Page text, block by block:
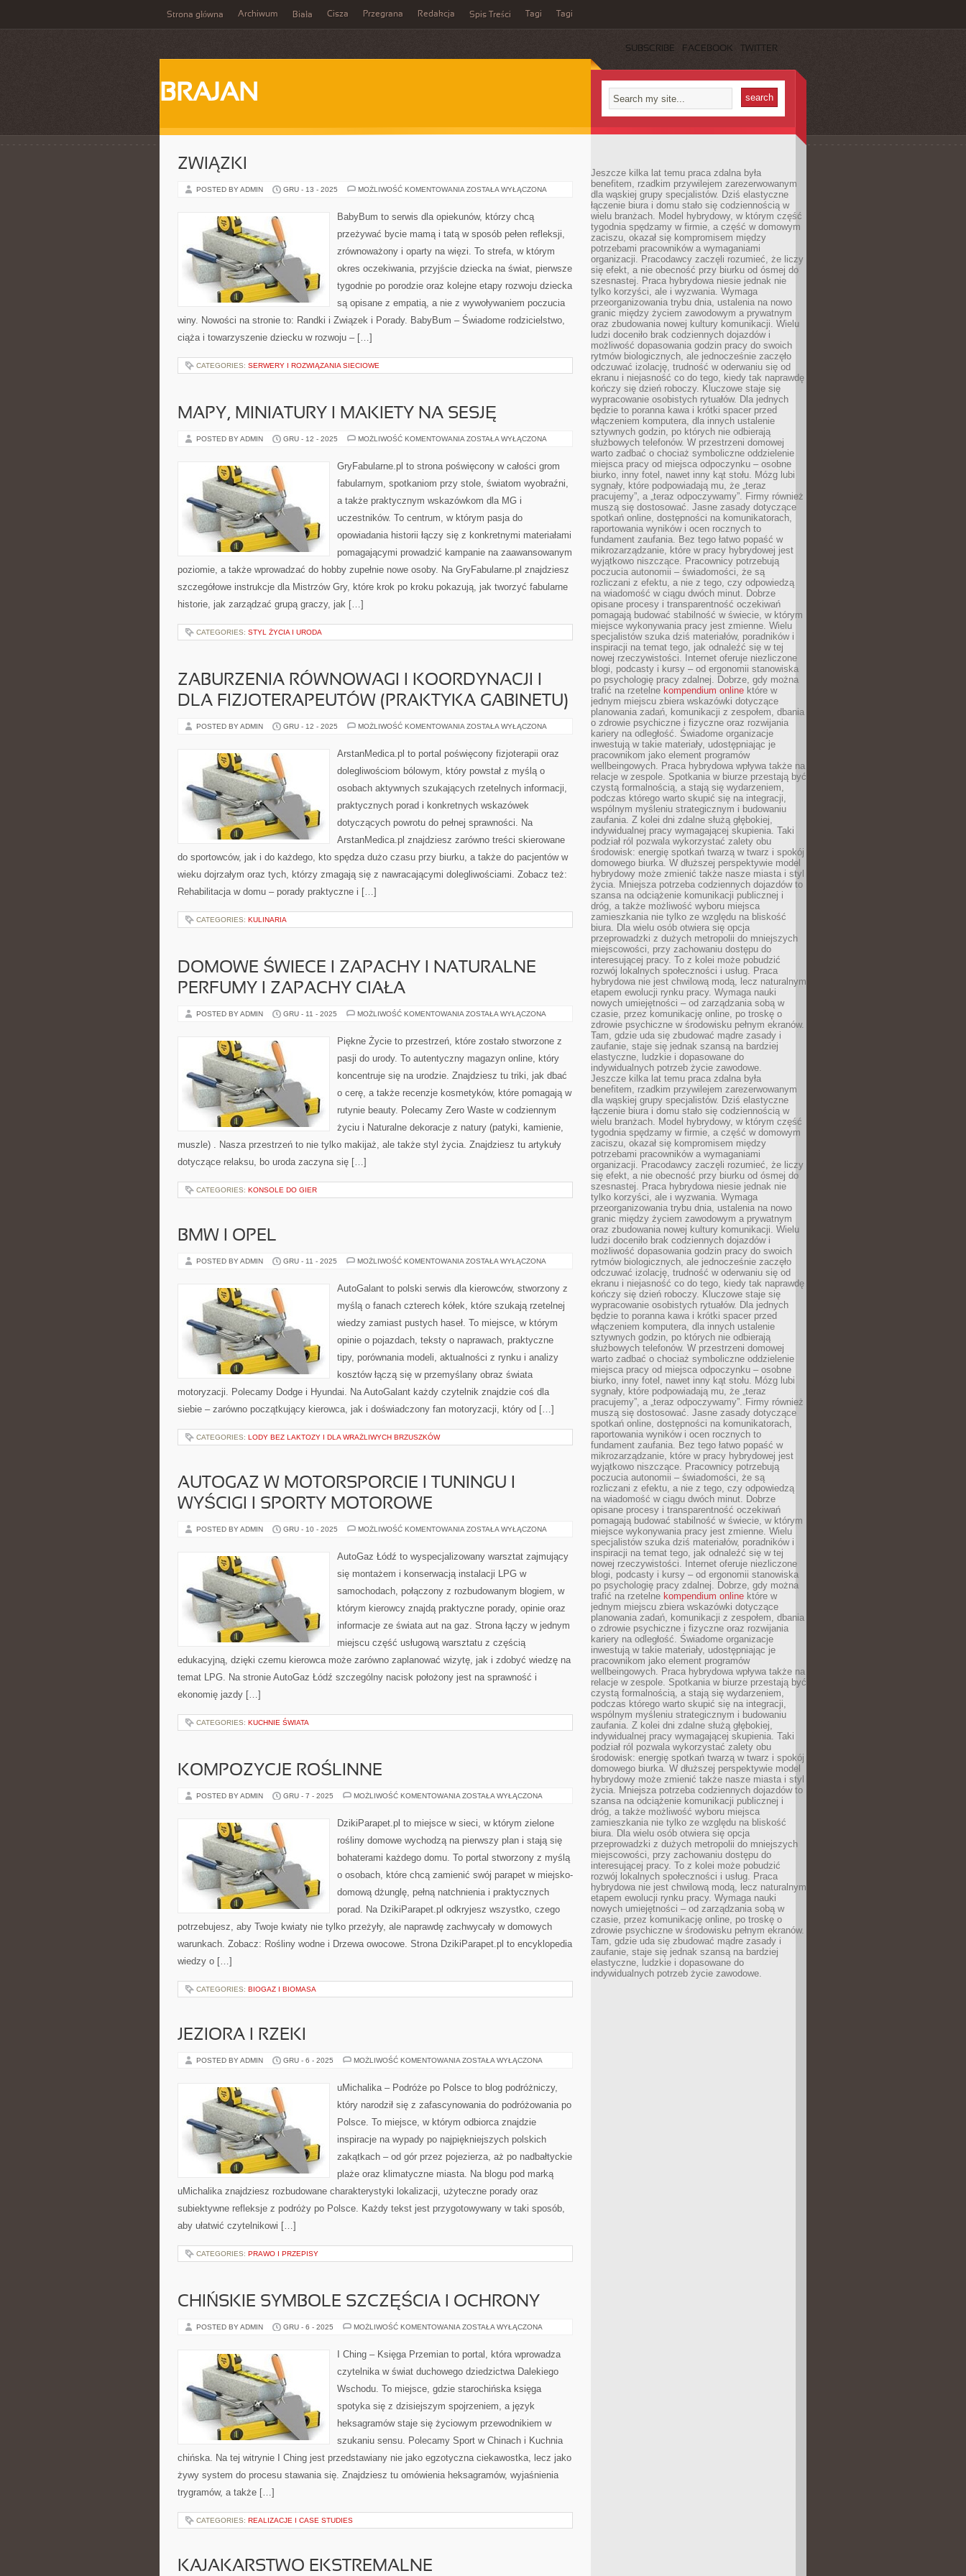
Strona główna Archiwum Biała Cisza Przegrana Redakcja Spis Treści Tagi Tagi
SUBSCRIBE FACEBOOK TWITTER
BRAJAN
ZWIĄZKI
POSTED BY ADMIN GRU - 13 - 2025 MOŻLIWOŚĆ KOMENTOWANIA ZWIĄZKI
ZOSTAŁA WYŁĄCZONA
BabyBum to serwis dla opiekunów, którzy chcą
przeżywać bycie mamą i tatą w sposób pełen refleksji,
zrównoważony i oparty na więzi. To strefa, w którym
okres oczekiwania, przyjście dziecka na świat, pierwsze
tygodnie po porodzie oraz kolejne etapy rozwoju dziecka
są opisane z empatią, a nie z wywoływaniem poczucia
winy. Nowości na stronie to: Randki i Związek i Porady. BabyBum – Świadome rodzicielstwo,
ciąża i towarzyszenie dziecku w rozwoju – […]
CATEGORIES: SERWERY I ROZWIĄZANIA SIECIOWE
MAPY, MINIATURY I MAKIETY NA SESJĘ
POSTED BY ADMIN GRU - 12 - 2025 MOŻLIWOŚĆ KOMENTOWANIA MAPY,
MAKIETY
NA
ZOSTAŁA WYŁĄCZONA
GryFabularne.pl to strona poświęcony w całości grom
fabularnym, spotkaniom przy stole, światom wyobraźni,
a także praktycznym wskazówkom dla MG i
uczestników. To centrum, w którym pasja do
opowiadania historii łączy się z konkretnymi materiałami
pomagającymi prowadzić kampanie na zaawansowanym
poziomie, a także wprowadzać do hobby zupełnie nowe osoby. Na GryFabularne.pl znajdziesz
szczegółowe instrukcje dla Mistrzów Gry, które krok po kroku pokazują, jak tworzyć fabularne
historie, jak zarządzać grupą graczy, jak […]
CATEGORIES: STYL ŻYCIA I URODA
ZABURZENIA RÓWNOWAGI I KOORDYNACJI I
DLA FIZJOTERAPEUTÓW (PRAKTYKA GABINETU)
POSTED BY ADMIN GRU - 12 - 2025 MOŻLIWOŚĆ KOMENTOWANIA ZABURZENIA
KOORDYNACJI
I
FIZJOTERAPEUTÓW
GABINETU)
ZOSTAŁA WYŁĄCZONA
ArstanMedica.pl to portal poświęcony fizjoterapii oraz
dolegliwościom bólowym, który powstał z myślą o
osobach aktywnych szukających rzetelnych informacji,
praktycznych porad i konkretnych wskazówek
dotyczących powrotu do pełnej sprawności. Na
ArstanMedica.pl znajdziesz zarówno treści skierowane
do sportowców, jak i do każdego, kto spędza dużo czasu przy biurku, a także do pacjentów w
wieku dojrzałym oraz tych, którzy zmagają się z nawracającymi dolegliwościami. Zobacz też:
Rehabilitacja w domu – porady praktyczne i […]
CATEGORIES: KULINARIA
DOMOWE ŚWIECE I ZAPACHY I NATURALNE
PERFUMY I ZAPACHY CIAŁA
POSTED BY ADMIN GRU - 11 - 2025 MOŻLIWOŚĆ KOMENTOWANIA DOMOWE
ZAPACHY
I
PERFUMY
ZAPACHY
ZOSTAŁA WYŁĄCZONA
Piękne Życie to przestrzeń, które zostało stworzone z
pasji do urody. To autentyczny magazyn online, który
koncentruje się na urodzie. Znajdziesz tu triki, jak dbać
o cerę, a także recenzje kosmetyków, które pomagają w
rutynie beauty. Polecamy Zero Waste w codziennym
życiu i Naturalne dekoracje z natury (patyki, kamienie,
muszle) . Nasza przestrzeń to nie tylko makijaż, ale także styl życia. Znajdziesz tu artykuły
dotyczące relaksu, bo uroda zaczyna się […]
CATEGORIES: KONSOLE DO GIER
BMW I OPEL
POSTED BY ADMIN GRU - 11 - 2025 MOŻLIWOŚĆ KOMENTOWANIA BMW
ZOSTAŁA WYŁĄCZONA
AutoGalant to polski serwis dla kierowców, stworzony z
myślą o fanach czterech kółek, które szukają rzetelnej
wiedzy zamiast pustych haseł. To miejsce, w którym
opinie o pojazdach, teksty o naprawach, praktyczne
tipy, porównania modeli, aktualności z rynku i analizy
kosztów łączą się w przemyślany obraz świata
motoryzacji. Polecamy Dodge i Hyundai. Na AutoGalant każdy czytelnik znajdzie coś dla
siebie – zarówno początkujący kierowca, jak i doświadczony fan motoryzacji, który od […]
CATEGORIES: LODY BEZ LAKTOZY I DLA WRAŻLIWYCH BRZUSZKÓW
AUTOGAZ W MOTORSPORCIE I TUNINGU I
WYŚCIGI I SPORTY MOTOROWE
POSTED BY ADMIN GRU - 10 - 2025 MOŻLIWOŚĆ KOMENTOWANIA AUTOGAZ
TUNINGU
WYŚCIGI
SPORTY
ZOSTAŁA WYŁĄCZONA
AutoGaz Łódź to wyspecjalizowany warsztat zajmujący
się montażem i konserwacją instalacji LPG w
samochodach, połączony z rozbudowanym blogiem, w
którym kierowcy znajdą praktyczne porady, opinie oraz
informacje ze świata aut na gaz. Strona łączy w jednym
miejscu część usługową warsztatu z częścią
edukacyjną, dzięki czemu kierowca może zarówno zaplanować wizytę, jak i zdobyć wiedzę na
temat LPG. Na stronie AutoGaz Łódź szczególny nacisk położony jest na sprawność i
ekonomię jazdy […]
CATEGORIES: KUCHNIE ŚWIATA
KOMPOZYCJE ROŚLINNE
POSTED BY ADMIN GRU - 7 - 2025 MOŻLIWOŚĆ KOMENTOWANIA KOMPOZYCJE
ZOSTAŁA WYŁĄCZONA
DzikiParapet.pl to miejsce w sieci, w którym zielone
rośliny domowe wychodzą na pierwszy plan i stają się
bohaterami każdego domu. To portal stworzony z myślą
o osobach, które chcą zamienić swój parapet w miejsko-
domową dżunglę, pełną natchnienia i praktycznych
porad. Na DzikiParapet.pl odkryjesz wszystko, czego
potrzebujesz, aby Twoje kwiaty nie tylko przeżyły, ale naprawdę zachwycały w domowych
warunkach. Zobacz: Rośliny wodne i Drzewa owocowe. Strona DzikiParapet.pl to encyklopedia
wiedzy o […]
CATEGORIES: BIOGAZ I BIOMASA
JEZIORA I RZEKI
POSTED BY ADMIN GRU - 6 - 2025 MOŻLIWOŚĆ KOMENTOWANIA JEZIORA
ZOSTAŁA WYŁĄCZONA
uMichalika – Podróże po Polsce to blog podróżniczy,
który narodził się z zafascynowania do podróżowania po
Polsce. To miejsce, w którym odbiorca znajdzie
inspiracje na wypady po najpiękniejszych polskich
zakątkach – od gór przez pojezierza, aż po nadbałtyckie
plaże oraz klimatyczne miasta. Na blogu pod marką
uMichalika znajdziesz rozbudowane charakterystyki lokalizacji, użyteczne porady oraz
subiektywne refleksje z podróży po Polsce. Każdy tekst jest przygotowywany w taki sposób,
aby ułatwić czytelnikowi […]
CATEGORIES: PRAWO I PRZEPISY
CHIŃSKIE SYMBOLE SZCZĘŚCIA I OCHRONY
POSTED BY ADMIN GRU - 6 - 2025 MOŻLIWOŚĆ KOMENTOWANIA CHIŃSKIE
OCHRONY
ZOSTAŁA WYŁĄCZONA
I Ching – Księga Przemian to portal, która wprowadza
czytelnika w świat duchowego dziedzictwa Dalekiego
Wschodu. To miejsce, gdzie starochińska księga
spotyka się z dzisiejszym spojrzeniem, a język
heksagramów staje się życiowym przewodnikiem w
szukaniu sensu. Polecamy Sport w Chinach i Kuchnia
chińska. Na tej witrynie I Ching jest przedstawiany nie jako egzotyczna ciekawostka, lecz jako
żywy system do procesu stawania się. Znajdziesz tu omówienia heksagramów, wyjaśnienia
trygramów, a także […]
CATEGORIES: REALIZACJE I CASE STUDIES
KAJAKARSTWO EKSTREMALNE
Jeszcze kilka lat temu praca zdalna była
benefitem, rzadkim przywilejem zarezerwowanym
dla wąskiej grupy specjalistów. Dziś elastyczne
łączenie biura i domu stało się codziennością w
wielu branżach. Model hybrydowy, w którym część
tygodnia spędzamy w firmie, a część w domowym
zaciszu, okazał się kompromisem między
potrzebami pracowników a wymaganiami
organizacji. Pracodawcy zaczęli rozumieć, że liczy
się efekt, a nie obecność przy biurku od ósmej do
szesnastej. Praca hybrydowa niesie jednak nie
tylko korzyści, ale i wyzwania. Wymaga
przeorganizowania trybu dnia, ustalenia na nowo
granic między życiem zawodowym a prywatnym
oraz zbudowania nowej kultury komunikacji. Wielu
ludzi doceniło brak codziennych dojazdów i
możliwość dopasowania godzin pracy do swoich
rytmów biologicznych, ale jednocześnie zaczęło
odczuwać izolację, trudność w oderwaniu się od
ekranu i niejasność co do tego, kiedy tak naprawdę
kończy się dzień roboczy. Kluczowe staje się
wypracowanie osobistych rytuałów. Dla jednych
będzie to poranna kawa i krótki spacer przed
włączeniem komputera, dla innych ustalenie
sztywnych godzin, po których nie odbierają
służbowych telefonów. W przestrzeni domowej
warto zadbać o chociaż symboliczne oddzielenie
miejsca pracy od miejsca odpoczynku – osobne
biurko, inny fotel, nawet inny kąt stołu. Mózg lubi
sygnały, które podpowiadają mu, że „teraz
pracujemy”, a „teraz odpoczywamy”. Firmy również
muszą się dostosować. Jasne zasady dotyczące
spotkań online, dostępności na komunikatorach,
raportowania wyników i ocen rocznych to
fundament zaufania. Bez tego łatwo popaść w
mikrozarządzanie, które w pracy hybrydowej jest
wyjątkowo niszczące. Pracownicy potrzebują
poczucia autonomii – świadomości, że są
rozliczani z efektu, a nie z tego, czy odpowiedzą
na wiadomość w ciągu dwóch minut. Dobrze
opisane procesy i transparentność oczekiwań
pomagają budować stabilność w świecie, w którym
miejsce wykonywania pracy jest zmienne. Wielu
specjalistów szuka dziś materiałów, poradników i
inspiracji na temat tego, jak odnaleźć się w tej
nowej rzeczywistości. Internet oferuje niezliczone
blogi, podcasty i kursy – od ergonomii stanowiska
po psychologię pracy zdalnej. Dobrze, gdy można
trafić na rzetelne kompendium online które w
jednym miejscu zbiera wskazówki dotyczące
planowania zadań, komunikacji z zespołem, dbania
o zdrowie psychiczne i fizyczne oraz rozwijania
kariery na odległość. Świadome organizacje
inwestują w takie materiały, udostępniając je
pracownikom jako element programów
wellbeingowych. Praca hybrydowa wpływa także na
relacje w zespole. Spotkania w biurze przestają być
czystą formalnością, a stają się wydarzeniem,
podczas którego warto skupić się na integracji,
wspólnym myśleniu strategicznym i budowaniu
zaufania. Z kolei dni zdalne służą głębokiej,
indywidualnej pracy wymagającej skupienia. Taki
podział ról pozwala wykorzystać zalety obu
środowisk: energię spotkań twarzą w twarz i spokój
domowego biurka. W dłuższej perspektywie model
hybrydowy może zmienić także nasze miasta i styl
życia. Mniejsza potrzeba codziennych dojazdów to
szansa na odciążenie komunikacji publicznej i
dróg, a także możliwość wyboru miejsca
zamieszkania nie tylko ze względu na bliskość
biura. Dla wielu osób otwiera się opcja
przeprowadzki z dużych metropolii do mniejszych
miejscowości, przy zachowaniu dostępu do
interesującej pracy. To z kolei może pobudzić
rozwój lokalnych społeczności i usług. Praca
hybrydowa nie jest chwilową modą, lecz naturalnym
etapem ewolucji rynku pracy. Wymaga nauki
nowych umiejętności – od zarządzania sobą w
czasie, przez komunikację online, po troskę o
zdrowie psychiczne w środowisku pełnym ekranów.
Tam, gdzie uda się zbudować mądre zasady i
zaufanie, staje się jednak szansą na bardziej
elastyczne, ludzkie i dopasowane do
indywidualnych potrzeb życie zawodowe.
Jeszcze kilka lat temu praca zdalna była
benefitem, rzadkim przywilejem zarezerwowanym
dla wąskiej grupy specjalistów. Dziś elastyczne
łączenie biura i domu stało się codziennością w
wielu branżach. Model hybrydowy, w którym część
tygodnia spędzamy w firmie, a część w domowym
zaciszu, okazał się kompromisem między
potrzebami pracowników a wymaganiami
organizacji. Pracodawcy zaczęli rozumieć, że liczy
się efekt, a nie obecność przy biurku od ósmej do
szesnastej. Praca hybrydowa niesie jednak nie
tylko korzyści, ale i wyzwania. Wymaga
przeorganizowania trybu dnia, ustalenia na nowo
granic między życiem zawodowym a prywatnym
oraz zbudowania nowej kultury komunikacji. Wielu
ludzi doceniło brak codziennych dojazdów i
możliwość dopasowania godzin pracy do swoich
rytmów biologicznych, ale jednocześnie zaczęło
odczuwać izolację, trudność w oderwaniu się od
ekranu i niejasność co do tego, kiedy tak naprawdę
kończy się dzień roboczy. Kluczowe staje się
wypracowanie osobistych rytuałów. Dla jednych
będzie to poranna kawa i krótki spacer przed
włączeniem komputera, dla innych ustalenie
sztywnych godzin, po których nie odbierają
służbowych telefonów. W przestrzeni domowej
warto zadbać o chociaż symboliczne oddzielenie
miejsca pracy od miejsca odpoczynku – osobne
biurko, inny fotel, nawet inny kąt stołu. Mózg lubi
sygnały, które podpowiadają mu, że „teraz
pracujemy”, a „teraz odpoczywamy”. Firmy również
muszą się dostosować. Jasne zasady dotyczące
spotkań online, dostępności na komunikatorach,
raportowania wyników i ocen rocznych to
fundament zaufania. Bez tego łatwo popaść w
mikrozarządzanie, które w pracy hybrydowej jest
wyjątkowo niszczące. Pracownicy potrzebują
poczucia autonomii – świadomości, że są
rozliczani z efektu, a nie z tego, czy odpowiedzą
na wiadomość w ciągu dwóch minut. Dobrze
opisane procesy i transparentność oczekiwań
pomagają budować stabilność w świecie, w którym
miejsce wykonywania pracy jest zmienne. Wielu
specjalistów szuka dziś materiałów, poradników i
inspiracji na temat tego, jak odnaleźć się w tej
nowej rzeczywistości. Internet oferuje niezliczone
blogi, podcasty i kursy – od ergonomii stanowiska
po psychologię pracy zdalnej. Dobrze, gdy można
trafić na rzetelne kompendium online które w
jednym miejscu zbiera wskazówki dotyczące
planowania zadań, komunikacji z zespołem, dbania
o zdrowie psychiczne i fizyczne oraz rozwijania
kariery na odległość. Świadome organizacje
inwestują w takie materiały, udostępniając je
pracownikom jako element programów
wellbeingowych. Praca hybrydowa wpływa także na
relacje w zespole. Spotkania w biurze przestają być
czystą formalnością, a stają się wydarzeniem,
podczas którego warto skupić się na integracji,
wspólnym myśleniu strategicznym i budowaniu
zaufania. Z kolei dni zdalne służą głębokiej,
indywidualnej pracy wymagającej skupienia. Taki
podział ról pozwala wykorzystać zalety obu
środowisk: energię spotkań twarzą w twarz i spokój
domowego biurka. W dłuższej perspektywie model
hybrydowy może zmienić także nasze miasta i styl
życia. Mniejsza potrzeba codziennych dojazdów to
szansa na odciążenie komunikacji publicznej i
dróg, a także możliwość wyboru miejsca
zamieszkania nie tylko ze względu na bliskość
biura. Dla wielu osób otwiera się opcja
przeprowadzki z dużych metropolii do mniejszych
miejscowości, przy zachowaniu dostępu do
interesującej pracy. To z kolei może pobudzić
rozwój lokalnych społeczności i usług. Praca
hybrydowa nie jest chwilową modą, lecz naturalnym
etapem ewolucji rynku pracy. Wymaga nauki
nowych umiejętności – od zarządzania sobą w
czasie, przez komunikację online, po troskę o
zdrowie psychiczne w środowisku pełnym ekranów.
Tam, gdzie uda się zbudować mądre zasady i
zaufanie, staje się jednak szansą na bardziej
elastyczne, ludzkie i dopasowane do
indywidualnych potrzeb życie zawodowe.